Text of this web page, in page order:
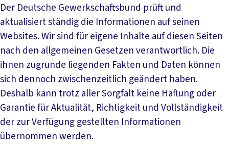
Der Deutsche Gewerkschaftsbund prüft und
aktualisiert ständig die Informationen auf seinen
Websites. Wir sind für eigene Inhalte auf diesen Seiten
nach den allgemeinen Gesetzen verantwortlich. Die
ihnen zugrunde liegenden Fakten und Daten können
sich dennoch zwischenzeitlich geändert haben.
Deshalb kann trotz aller Sorgfalt keine Haftung oder
Garantie für Aktualität, Richtigkeit und Vollständigkeit
der zur Verfügung gestellten Informationen
übernommen werden.